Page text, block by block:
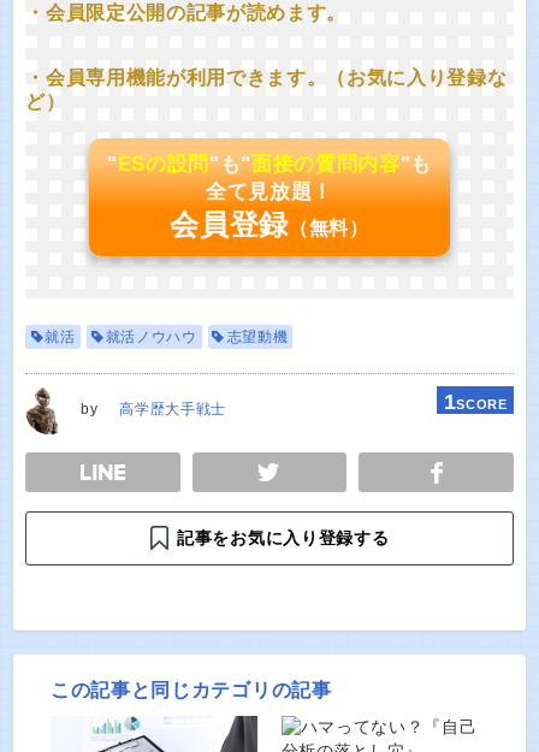
・会員限定公開の記事が読めます。
・会員専用機能が利用できます。（お気に入り登録な
ど）
"ESの設問"も"面接の質問内容"も
全て見放題！
会員登録 （無料）
就活 就活ノウハウ 志望動機
by 高学歴大手戦士 1SCORE
TWEET
記事をお気に入り登録する
この記事と同じカテゴリの記事